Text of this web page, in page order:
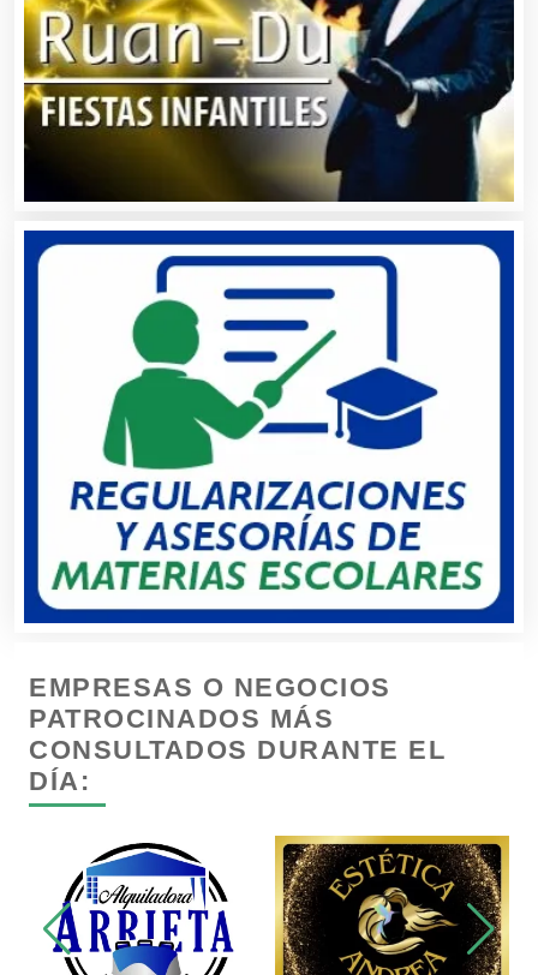
Belleza
Boutiques
Buceo
Cafeterías
Cajas de Ahorro
Cámaras de Comercio
Camiones para Fletes
Cancelería de Aluminio
Carnicerías
Carpinterías
EMPRESAS O NEGOCIOS
PATROCINADOS MÁS
CONSULTADOS DURANTE EL
DÍA: